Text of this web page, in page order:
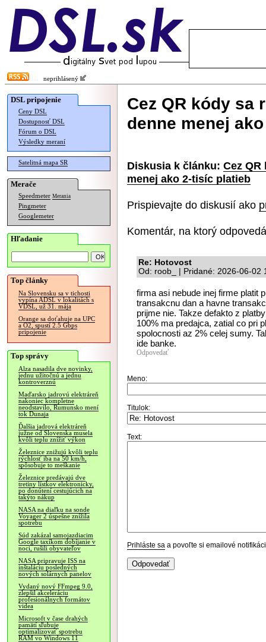
neprihlásený
DSL pripojenie
Ceny DSL
Dostupnosť DSL
Fórum o DSL
Výsledky meraní
Satelitná mapa SR
Merače
Speedmeter Merania
Pingmeter
Googlemeter
Hľadanie
Top články
Na Slovensku sa v tichosti
vypína ADSL v lokalitách s
VDSL, už 31. mája
Orange sa doťahuje na UPC
a O2, spustí 2.5 Gbps
pripojenie
Top správy
Alza nasadila dve novinky,
jednu užitočnú a jednu
kontroverznú
Maďarsko jadrovú elektráreň
nakoniec kompletne
neodstavilo, Rumunsko mení
tok Dunaja
Ďalšia jadrová elektráreň
južne od Slovenska musela
kvôli teplu znížiť výkon
Železnice znižujú kvôli teplu
rýchlosť iba na 50 km/h,
spôsobuje to meškanie
Železnice predávajú dve
tretiny lístkov elektronicky,
po donútení cestujúcich na
takýto nákup
NASA na diaľku na sonde
Voyager 2 úspešne znížila
spotrebu
Súd zakázal samojazdiacim
Google taxíkom dobíjanie v
noci, rušili obyvateľov
NASA pripravuje ISS na
inštaláciu posledných
nových solárnych panelov
Vydaný nový FFmpeg 9.0,
zlepšil akceleráciu
profesionálnych formátov
videa
Microsoft v čase drahých
pamätí sľubuje
optimalizovať spotrebu
RAM vo Windows 11
Cez QR kódy sa
denne menej
Diskusia k článku: Cez
menej ako 2-tisíc platieb
Prispievajte do diskusií ako
Komentár, na ktorý
Re: Hotovost
Od: roob_ | Pridané: 2026-06-02
firma asi nebude inej firme platit
transakcnu dan a havne
prijme nie. Takze defakto z
100% ma predajca, zatial co pri
spolocnosti az 2% celej sumy.
ide banke.
Odpovedať
Meno:
Titulok:
Text:
Prihláste sa a povoľte si emailové